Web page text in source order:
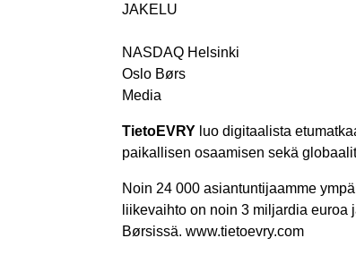
JAKELU
NASDAQ Helsinki
Oslo Børs
Media
TietoEVRY luo digitaalista
paikallisen osaamisen sekä
Noin 24 000 asiantuntijaamme
liikevaihto on noin 3 miljardia
Børsissä. www.tietoevry.com